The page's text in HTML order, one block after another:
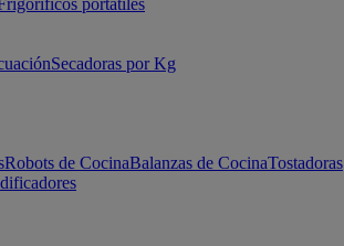
portátiles
Secadoras por Kg
Robots de CocinaBalanzas de CocinaTostadoras